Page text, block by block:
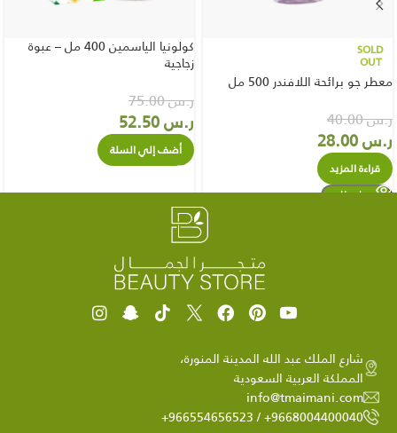
SOLD
OUT
معطر جو برائحة اللافندر 500 مل
ر.س40.00
ر.س
قراءة المزيد
كولونيا الياسمين 400 مل – عبوة
زجاجية
ر.س75.00
ر.س
أضف إلي السلة
شارع الملك عبد الله المدينة المنورة،
المملكة العربية السعودية
info@tmaimani.com
9668004400040+ / 966554656523+